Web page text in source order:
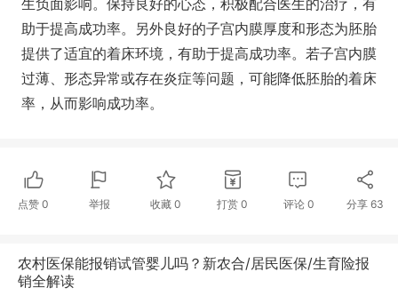
生负面影响。保持良好的心态，积极配合医生的治疗，有
助于提高成功率。另外良好的子宫内膜厚度和形态为胚胎
提供了适宜的着床环境，有助于提高成功率。若子宫内膜
过薄、形态异常或存在炎症等问题，可能降低胚胎的着床
率，从而影响成功率。
点赞 0 举报 收藏0 打赏 0 评论 0 分享 63
农村医保能报销试管婴儿吗？新农合/居民医保/生育险报
销全解读